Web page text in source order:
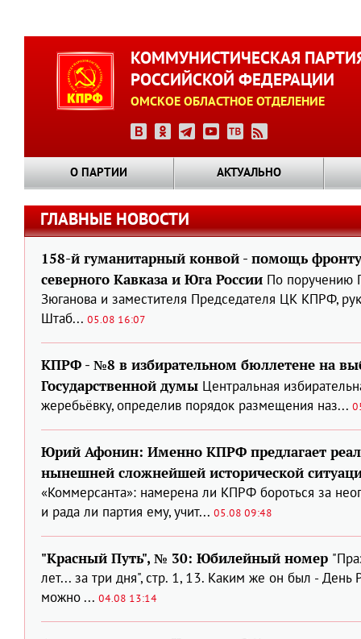
КОММУНИСТИЧЕСКАЯ
РОССИЙСКОЙ ФЕДЕРАЦИИ
ОМСКОЕ ОБЛАСТНОЕ ОТДЕЛЕНИЕ
О ПАРТИИ АКТУАЛЬНО
ГЛАВНЫЕ НОВОСТИ
158-й гуманитарный конвой - помощь
северного Кавказа и Юга России
По поручению
Зюганова и заместителя Председателя ЦК КПРФ,
Штаб... 05.08 16:07
КПРФ - №8 в избирательном бюллетене на
Государственной думы Центральная
жеребьёвку, определив порядок размещения наз...
Юрий Афонин: Именно КПРФ предлагает
нынешней сложнейшей исторической
«Коммерсанта»: намерена ли КПРФ бороться за
и рада ли партия ему, учит... 05.08 09:48
"Красный Путь", № 30: Юбилейный номер
лет... за три дня", стр. 1, 13. Каким же он был -
можно ... 04.08 13:14